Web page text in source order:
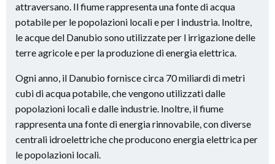
attraversano. Il fiume rappresenta una fonte di acqua
potabile per le popolazioni locali e per l industria. Inoltre,
le acque del Danubio sono utilizzate per l irrigazione delle
terre agricole e per la produzione di energia elettrica.
Ogni anno, il Danubio fornisce circa 70 miliardi di metri
cubi di acqua potabile, che vengono utilizzati dalle
popolazioni locali e dalle industrie. Inoltre, il fiume
rappresenta una fonte di energia rinnovabile, con diverse
centrali idroelettriche che producono energia elettrica per
le popolazioni locali.